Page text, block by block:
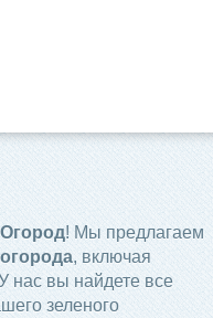
! Мы предлагаем
, включая
нас вы найдете все
зеленого